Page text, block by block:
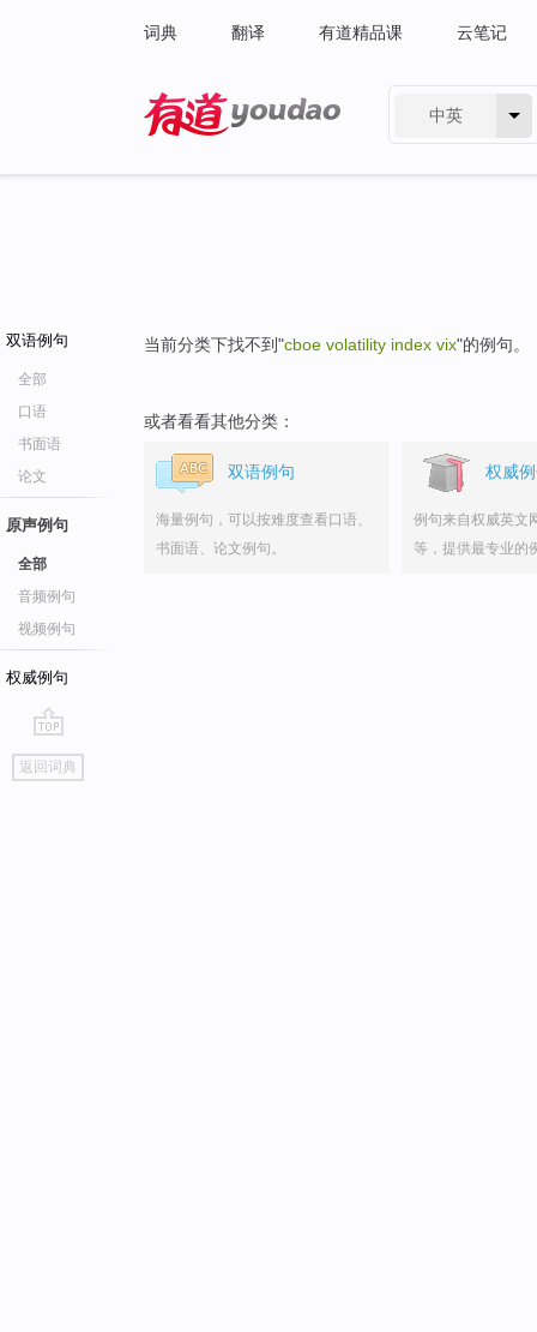
词典 翻译 有道精品课 云笔记
中英
双语例句
全部
口语
书面语
论文
原声例句
全部
音频例句
视频例句
权威例句
go
top
返回词典
当前分类下找不到"cboe volatility index vix"的例句。
或者看看其他分类：
双语例句
海量例句，可以按难度查看口语、
书面语、论文例句。
权威
例句来自权威英文
等，提供最专业的